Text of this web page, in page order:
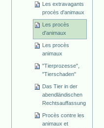
Les extravagants
procès d'animaux
Les procès
d'animaux
Les procès
animaux
"Tierprozesse",
"Tierschaden"
Das Tier in der
abendländischen
Rechtsauffassung
Procès contre les
animaux et